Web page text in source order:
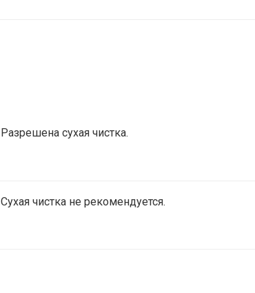
Разрешена сухая чистка.
Сухая чистка не рекомендуется.